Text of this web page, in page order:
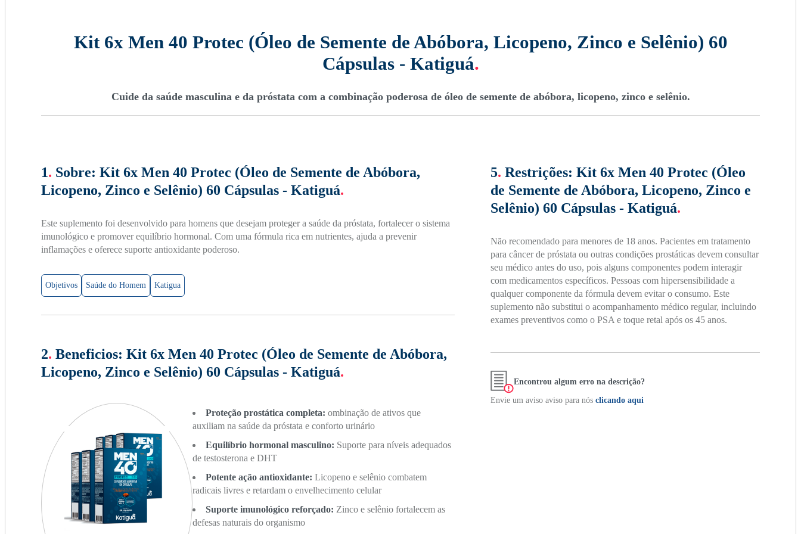
Kit 6x Men 40 Protec (Óleo de Semente de Abóbora, Licopeno, Zinco e Selênio) 60
Cápsulas - Katiguá.
Cuide da saúde masculina e da próstata com a combinação poderosa de óleo de semente de abóbora, licopeno, zinco e selênio.
1. Sobre: Kit 6x Men 40 Protec (Óleo de Semente de Abóbora,
Licopeno, Zinco e Selênio) 60 Cápsulas - Katiguá.
Este suplemento foi desenvolvido para homens que desejam proteger a saúde da próstata, fortalecer o sistema
imunológico e promover equilíbrio hormonal. Com uma fórmula rica em nutrientes, ajuda a prevenir
inflamações e oferece suporte antioxidante poderoso.
Objetivos Saúde do Homem Katigua
2. Beneficios: Kit 6x Men 40 Protec (Óleo de Semente de Abóbora,
Licopeno, Zinco e Selênio) 60 Cápsulas - Katiguá.
Proteção prostática completa: ombinação de ativos que
auxiliam na saúde da próstata e conforto urinário
Equilíbrio hormonal masculino: Suporte para níveis adequados
de testosterona e DHT
Potente ação antioxidante: Licopeno e selênio combatem
radicais livres e retardam o envelhecimento celular
Suporte imunológico reforçado: Zinco e selênio fortalecem as
defesas naturais do organismo
5. Restrições: Kit 6x Men 40 Protec (Óleo
de Semente de Abóbora, Licopeno, Zinco e
Selênio) 60 Cápsulas - Katiguá.
Não recomendado para menores de 18 anos. Pacientes em tratamento
para câncer de próstata ou outras condições prostáticas devem consultar
seu médico antes do uso, pois alguns componentes podem interagir
com medicamentos específicos. Pessoas com hipersensibilidade a
qualquer componente da fórmula devem evitar o consumo. Este
suplemento não substitui o acompanhamento médico regular, incluindo
exames preventivos como o PSA e toque retal após os 45 anos.
Encontrou algum erro na descrição?
Envie um aviso aviso para nós clicando aqui